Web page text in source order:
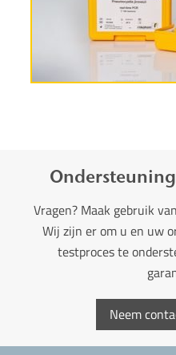
More
Vragen? Maak gebruik
Wij zijn er om u en uw
testproces te
Neem